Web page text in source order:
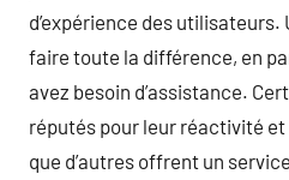
d’expérience des
faire toute la différence, en
avez besoin d’assistance.
réputés pour leur réactivité
que d’autres offrent un